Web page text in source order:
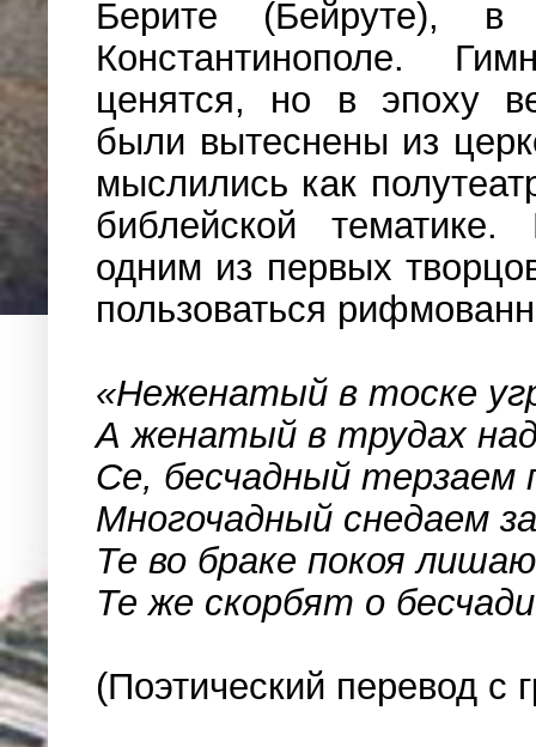
Берите (Бейруте), в
Константинополе.
ценятся, но в эпоху
были вытеснены из
мыслились как
библейской
одним из первых
пользоваться
«Неженатый в тоске
А женатый в трудах
Се, бесчадный терзаем
Многочадный снедаем
Те во браке покоя
Те же скорбят о
(Поэтический перевод с